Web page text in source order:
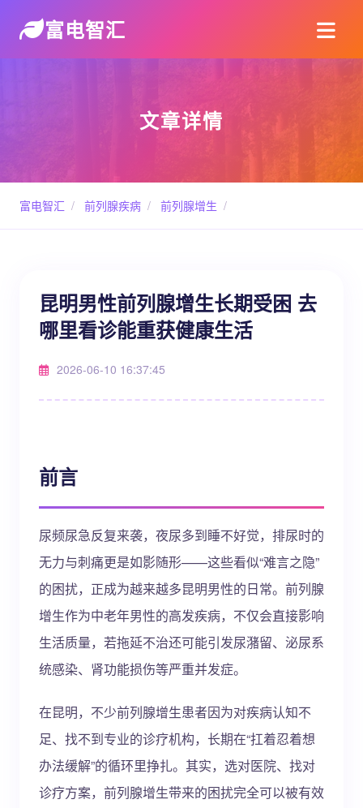
富电智汇
文章详情
富电智汇 / 前列腺疾病 / 前列腺增生 /
昆明男性前列腺增生长期受困 去
哪里看诊能重获健康生活
2026-06-10 16:37:45
前言
尿频尿急反复来袭，夜尿多到睡不好觉，排尿时的
无力与刺痛更是如影随形——这些看似“难言之隐”
的困扰，正成为越来越多昆明男性的日常。前列腺
增生作为中老年男性的高发疾病，不仅会直接影响
生活质量，若拖延不治还可能引发尿潴留、泌尿系
统感染、肾功能损伤等严重并发症。
在昆明，不少前列腺增生患者因为对疾病认知不
足、找不到专业的诊疗机构，长期在“扛着忍着想
办法缓解”的循环里挣扎。其实，选对医院、找对
诊疗方案，前列腺增生带来的困扰完全可以被有效